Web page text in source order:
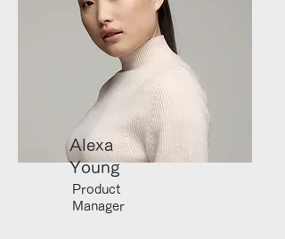
Alexa
Young
Product
Manager